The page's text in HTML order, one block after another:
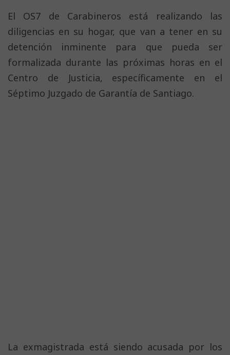
El OS7 de Carabineros está realizando las
diligencias en su hogar, que van a tener en su
detención inminente para que pueda ser
formalizada durante las próximas horas en el
Centro de Justicia, específicamente en el
Séptimo Juzgado de Garantía de Santiago.
La exmagistrada está siendo acusada por los